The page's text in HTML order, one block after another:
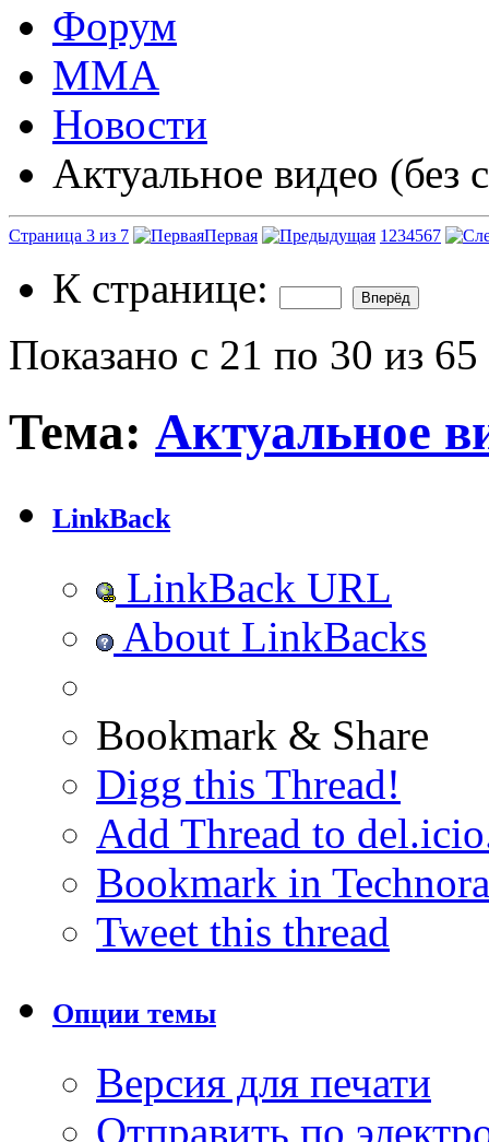
Форум
ММА
Новости
Актуальное видео (без
Страница 3 из 7 Первая 1 234567
К странице:
Показано с 21 по 30 из 65
Тема: Актуальное
LinkBack
LinkBack URL
About LinkBacks
Bookmark & Share
Digg this Thread!
Add Thread to
Bookmark in
Tweet this thread
Опции темы
Версия для печати
Отправить по